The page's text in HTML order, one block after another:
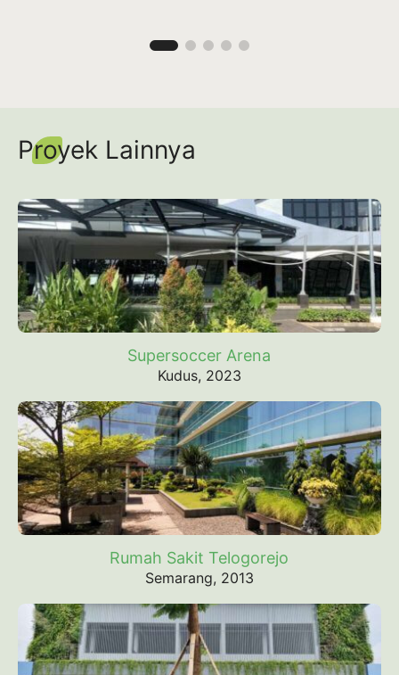
Proyek Lainnya
Supersoccer Arena
Kudus, 2023
Rumah Sakit Telogorejo
Semarang, 2013